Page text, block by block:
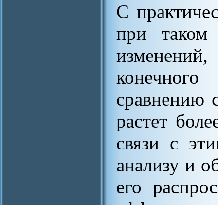
С
при таком
конечного
сравнению
растет
связи с
анализу и
его